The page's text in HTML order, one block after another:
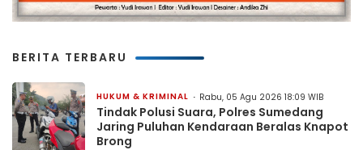
BERITA TERBARU
HUKUM & KRIMINAL Rabu, 05 Agu 2026 18:09 WIB
Tindak Polusi Suara, Polres Sumedang
Jaring Puluhan Kendaraan Beralas Knapot
Brong